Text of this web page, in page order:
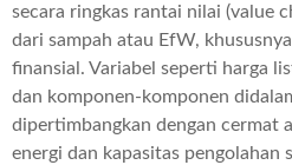
secara ringkas rantai nilai (value
dari sampah atau EfW,
finansial. Variabel seperti harga
dan komponen-komponen
dipertimbangkan dengan cermat
energi dan kapasitas pengolahan